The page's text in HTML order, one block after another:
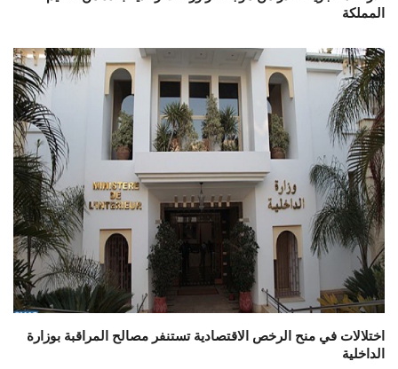
المملكة
اختلالات في منح الرخص الاقتصادية تستنفر مصالح المراقبة بوزارة
الداخلية